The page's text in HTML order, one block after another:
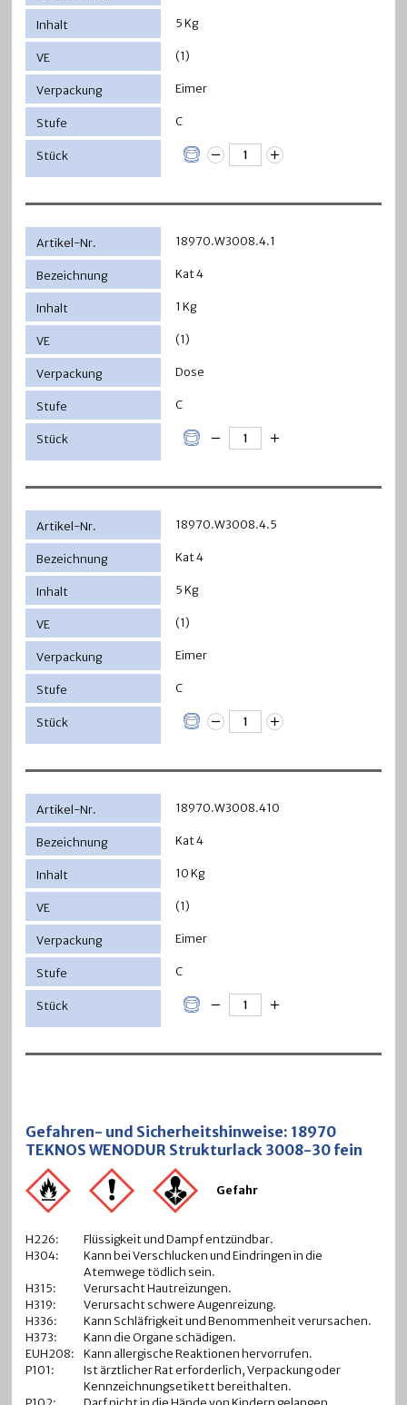
5 Kg
(1)
Eimer
C
18970.W3008.4.1
Kat 4
1 Kg
(1)
Dose
C
18970.W3008.4.5
Kat 4
5 Kg
(1)
Eimer
C
18970.W3008.410
Kat 4
10 Kg
(1)
Eimer
C
Gefahren- und Sicherheitshinweise: 18970
TEKNOS WENODUR Strukturlack 3008-30 fein
Gefahr
H226:
Flüssigkeit und Dampf entzündbar.
H304:
Kann bei Verschlucken und Eindringen in die
Atemwege tödlich sein.
H315:
Verursacht Hautreizungen.
H319:
Verursacht schwere Augenreizung.
H336:
Kann Schläfrigkeit und Benommenheit verursachen.
H373:
Kann die Organe schädigen.
EUH208:
Kann allergische Reaktionen hervorrufen.
P101:
Ist ärztlicher Rat erforderlich, Verpackung oder
Kennzeichnungsetikett bereithalten.